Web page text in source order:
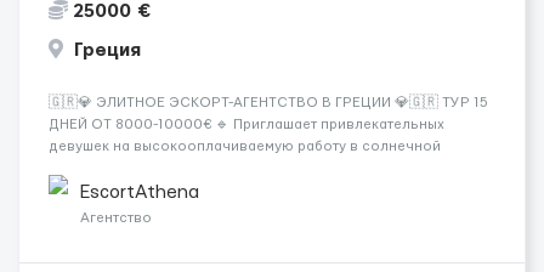
25000 €
Греция
🇬🇷💎 ЭЛИТНОЕ ЭСКОРТ-АГЕНТСТВО В ГРЕЦИИ 💎🇬🇷 ТУР 15
ДНЕЙ ОТ 8000-10000€ 🔹 Приглашает привлекательных
девушек на высокооплачиваемую работу в солнечной
хорошие деньги 💶 — это предложение для тебя! 🔹
Требования: ✔️ Возраст от ...
EscortAthena
Агентство